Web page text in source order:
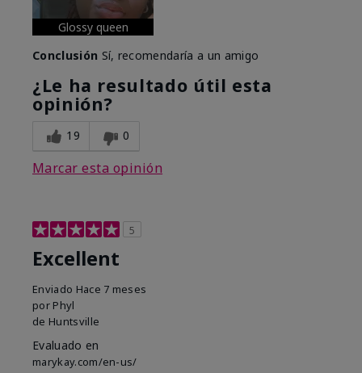
Glossy queen
Conclusión Sí, recomendaría a un amigo
¿Le ha resultado útil esta
opinión?
19 0
Marcar esta opinión
5
Excellent
Enviado Hace 7 meses
por Phyl
de Huntsville
Evaluado en
marykay.com/en-us/